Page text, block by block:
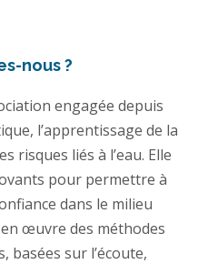
nous ?
engagée depuis
l’apprentissage de la
risques liés à l’eau. Elle
pour permettre à
dans le milieu
œuvre des méthodes
basées sur l’écoute,